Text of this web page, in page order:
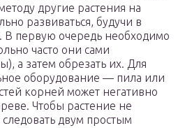
другие растения на
развиваться, будучи в
В первую очередь необходимо
часто они сами
а затем обрезать их. Для
оборудование — пила или
корней может негативно
Чтобы растение не
двум простым